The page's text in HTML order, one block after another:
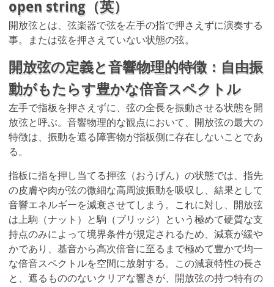
open string（英）
開放弦とは、弦楽器で弦を左手の指で押さえずに演奏する
事。または弦を押さえていない状態の弦。
開放弦の定義と音響物理的特徴：自由振
動がもたらす豊かな倍音スペクトル
左手で指板を押さえずに、弦の全長を振動させる状態を開
放弦と呼ぶ。音響物理的な観点において、開放弦の最大の
特徴は、振動を遮る障害物が指板側に存在しないことであ
る。
指板に指を押し当てる押弦（おうげん）の状態では、指先
の皮膚や肉が弦の微細な高周波振動を吸収し、結果として
音響エネルギーを減衰させてしまう。これに対し、開放弦
は上駒（ナット）と駒（ブリッジ）という極めて硬質な支
持点のみによって境界条件が規定されるため、減衰が緩や
かであり、基音から高次倍音に至るまで極めて豊かで均一
な倍音スペクトルを空間に放射する。この減衰特性の長さ
と、遮るもののないクリアな響きが、開放弦の持つ特有の